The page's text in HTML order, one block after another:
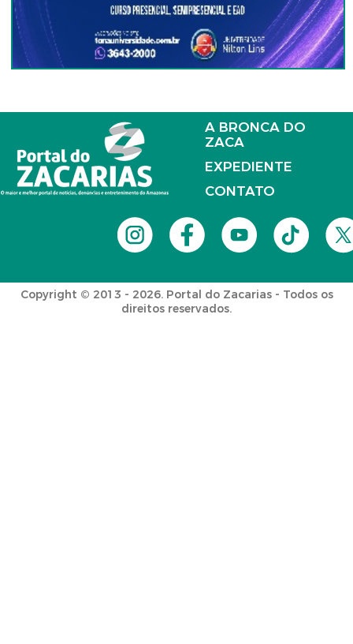
A BRONCA DO
ZACA
EXPEDIENTE
CONTATO
Copyright © 2013 - 2026. Portal do Zacarias - Todos os
direitos reservados.